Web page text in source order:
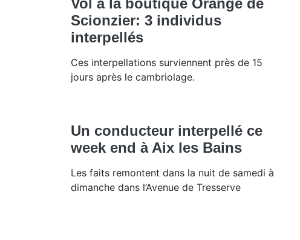
Vol à la boutique Orange de
Scionzier: 3 individus
interpellés
Ces interpellations surviennent près de 15
jours après le cambriolage.
Un conducteur interpellé ce
week end à Aix les Bains
Les faits remontent dans la nuit de samedi à
dimanche dans l’Avenue de Tresserve